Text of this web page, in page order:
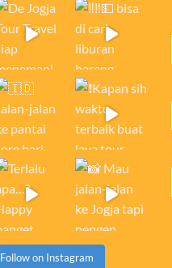
Follow on Instagram